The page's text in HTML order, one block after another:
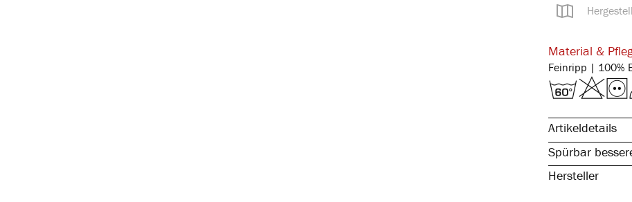
Material &
Artikeldetails
Spürbar
Hersteller